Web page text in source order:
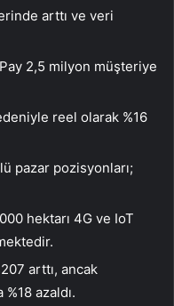
arttı ve veri
2,5 milyon müşteriye
reel olarak %16
pazar pozisyonları;
hektarı 4G ve IoT
arttı, ancak
%18 azaldı.